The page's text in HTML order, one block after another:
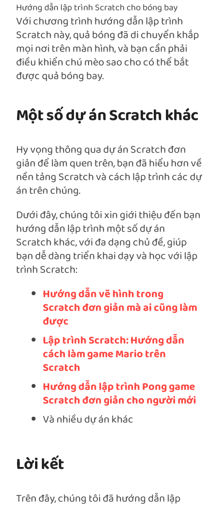
Hướng dẫn lập trình Scratch cho bóng bay
Với chương trình hướng dẫn lập trình
Scratch này, quả bóng đã di chuyển khắp
mọi nơi trên màn hình, và bạn cần phải
điều khiển chú mèo sao cho có thể bắt
được quả bóng bay.
Một số dự án Scratch khác
Hy vọng thông qua dự án Scratch đơn
giản để làm quen trên, bạn đã hiểu hơn về
nền tảng Scratch và cách lập trình các dự
án trên chúng.
Dưới đây, chúng tôi xin giới thiệu đến bạn
hướng dẫn lập trình một số dự án
Scratch khác, với đa dạng chủ đề, giúp
bạn dễ dàng triển khai dạy và học với lập
trình Scratch:
Hướng dẫn vẽ hình trong
Scratch đơn giản mà ai cũng làm
được
Lập trình Scratch: Hướng dẫn
cách làm game Mario trên
Scratch
Hướng dẫn lập trình Pong game
Scratch đơn giản cho người mới
Và nhiều dự án khác
Lời kết
Trên đây, chúng tôi đã hướng dẫn lập